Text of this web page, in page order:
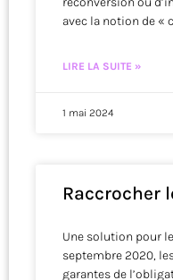
avec la notion de «
LIRE LA SUITE »
1 mai 2024
Raccrocher
Une solution pour
septembre 2020,
garantes de